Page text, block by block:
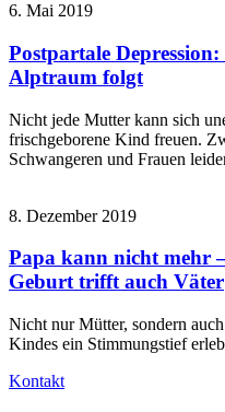
6. Mai 2019
Postpartale
Alptraum folgt
Nicht jede Mutter kann sich
frischgeborene Kind freuen.
Schwangeren und Frauen
8. Dezember 2019
Papa kann nicht mehr
Geburt trifft auch Väter
Nicht nur Mütter, sondern
Kindes ein Stimmungstief
Kontakt